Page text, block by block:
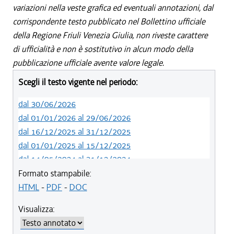
variazioni nella veste grafica ed eventuali annotazioni, dal
corrispondente testo pubblicato nel Bollettino ufficiale
della Regione Friuli Venezia Giulia, non riveste carattere
di ufficialità e non è sostitutivo in alcun modo della
pubblicazione ufficiale avente valore legale.
Scegli il testo vigente nel periodo:
dal 30/06/2026
dal 01/01/2026 al 29/06/2026
dal 16/12/2025 al 31/12/2025
dal 01/01/2025 al 15/12/2025
dal 14/05/2024 al 31/12/2024
dal 12/08/2023 al 13/05/2024
dal 05/08/2022 al 11/08/2023
dal 12/08/2021 al 05/11/2021
dal 26/02/2021 al 11/08/2021
Formato stampabile:
HTML- PDF - DOC
Visualizza: